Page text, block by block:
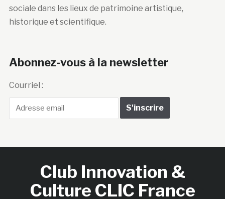
sociale dans les lieux de patrimoine artistique,
historique et scientifique.
Abonnez-vous à la newsletter
Courriel :
Club Innovation &
Culture CLIC France